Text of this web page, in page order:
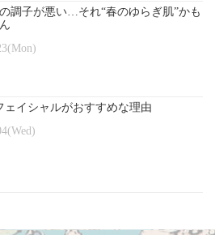
調子が悪い…それ“春のゆらぎ肌”かも
ェイシャルがおすすめな理由